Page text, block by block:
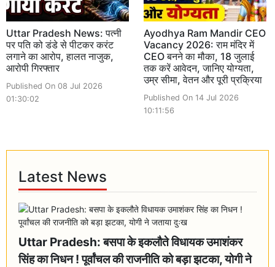
Uttar Pradesh News: पत्नी
पर पति को डंडे से पीटकर करंट
लगाने का आरोप, हालत नाजुक,
आरोपी गिरफ्तार
Published On 08 Jul 2026
01:30:02
Ayodhya Ram Mandir CEO
Vacancy 2026: राम मंदिर में
CEO बनने का मौका, 18 जुलाई
तक करें आवेदन, जानिए योग्यता,
उम्र सीमा, वेतन और पूरी प्रक्रिया
Published On 14 Jul 2026
10:11:56
Latest News
Uttar Pradesh: बसपा के इकलौते विधायक उमाशंकर
सिंह का निधन ! पूर्वांचल की राजनीति को बड़ा झटका, योगी ने